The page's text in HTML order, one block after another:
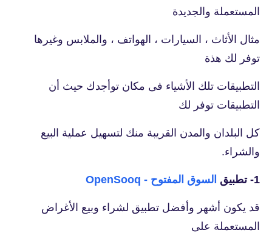
المستعملة والجديدة
مثال الأثاث ، السيارات ، الهواتف ، والملابس وغيرها
توفر لك هذة
التطبيقات تلك الأشياء فى مكان توأجدك حيث أن
التطبيقات توفر لك
كل البلدان والمدن القريبة منك لتسهيل عملية البيع
والشراء.
1- تطبيق السوق المفتوح - OpenSooq‏
قد يكون أشهر وأفضل تطبيق لشراء وبيع الأغراض
المستعملة على